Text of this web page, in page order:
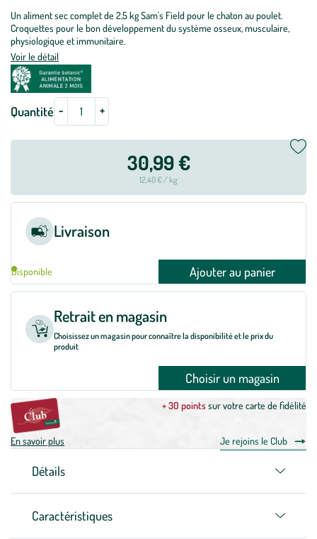
Un aliment sec complet de 2,5 kg Sam's Field pour le chaton au poulet.
Croquettes pour le bon développement du système osseux, musculaire,
physiologique et immunitaire.
Voir le détail
Quantité - +
30,99 €
12,40 € / kg
Livraison
Disponible Ajouter au panier
Retrait en magasin
Choisissez un magasin pour connaître la disponibilité et le prix du
produit
Choisir un magasin
+ 30 pointssur votre carte de fidélité
En savoir plus Je rejoins le Club
Détails
Caractéristiques